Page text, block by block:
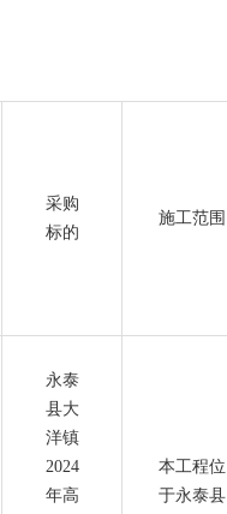
采购
标的
施工范围
永泰
县大
洋镇
2024
年高
本工程位
于永泰县